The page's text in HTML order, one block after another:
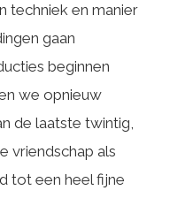
techniek en manier
gaan
beginnen
we opnieuw
de laatste twintig,
vriendschap als
tot een heel fijne